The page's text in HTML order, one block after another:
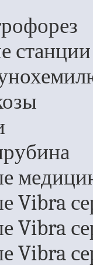
станции
Vibra
Vibra
Vibra